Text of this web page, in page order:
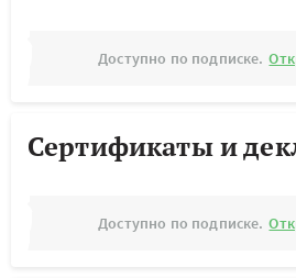
Доступно по подписке.
Сертификаты и
Доступно по подписке.